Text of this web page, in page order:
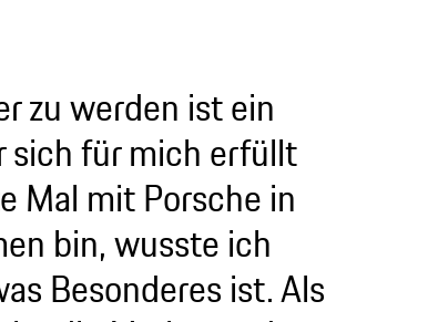
zu werden ist ein
sich für mich erfüllt
Mal mit Porsche in
bin, wusste ich
Besonderes ist. Als